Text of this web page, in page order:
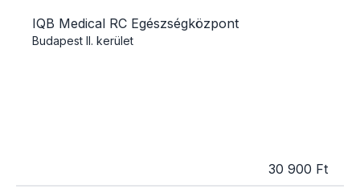
IQB Medical RC Egészségközpont
Budapest II. kerület
30 900 Ft